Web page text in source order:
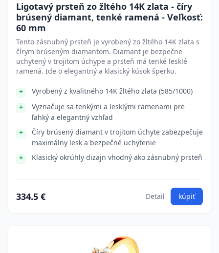
Ligotavý prsteň zo žltého 14K zlata - číry
brúsený diamant, tenké ramená - Veľkosť:
60 mm
Tento zásnubný prsteň je vyrobený zo žltého 14K zlata s
čírym brúseným diamantom. Diamant je bezpečne
uchytený v trojitom úchype a prsteň má tenké lesklé
ramená. Ide o elegantný a klasický kúsok šperku.
Vyrobený z kvalitného 14K žltého zlata (585/1000)
Vyznačuje sa tenkými a lesklými ramenami pre
ľahký a elegantný vzhľad
Číry brúsený diamant v trojitom úchyte zabezpečuje
maximálny lesk a bezpečné uchytenie
Klasický okrúhly dizajn vhodný ako zásnubný prsteň
334.5 € Detail kúpiť